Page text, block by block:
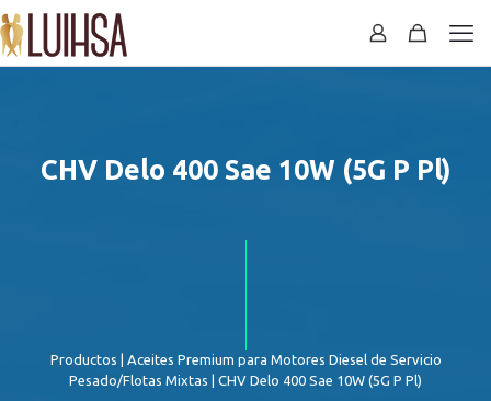
CHV Delo 400 Sae 10W (5G P Pl)
Productos
Aceites Premium para Motores Diesel de Servicio
Pesado/Flotas Mixtas | CHV Delo 400 Sae 10W (5G P Pl)